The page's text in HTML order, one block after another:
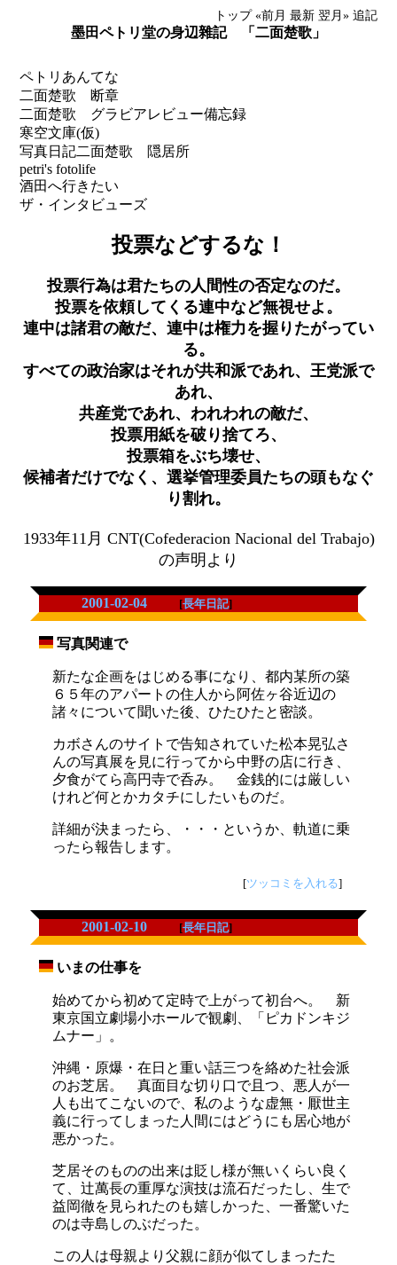
トップ «前月 最新 翌月» 追記
墨田ペトリ堂の身辺雜記 「二面楚歌」
ペトリあんてな
二面楚歌 断章
二面楚歌 グラビアレビュー備忘録
寒空文庫(仮)
写真日記二面楚歌 隠居所
petri's fotolife
酒田へ行きたい
ザ・インタビューズ
投票などするな！
投票行為は君たちの人間性の否定なのだ。
投票を依頼してくる連中など無視せよ。
連中は諸君の敵だ、連中は権力を握りたがってい
る。
すべての政治家はそれが共和派であれ、王党派で
あれ、
共産党であれ、われわれの敵だ、
投票用紙を破り捨てろ、
投票箱をぶち壊せ、
候補者だけでなく、選挙管理委員たちの頭もなぐ
り割れ。
1933年11月 CNT(Cofederacion Nacional del Trabajo)
の声明より
2001-02-04 [長年日記]
写真関連で
新たな企画をはじめる事になり、都内某所の築
６５年のアパートの住人から阿佐ヶ谷近辺の
諸々について聞いた後、ひたひたと密談。
カボさんのサイトで告知されていた松本晃弘さ
んの写真展を見に行ってから中野の店に行き、
夕食がてら高円寺で呑み。 金銭的には厳しい
けれど何とかカタチにしたいものだ。
詳細が決まったら、・・・というか、軌道に乗
ったら報告します。
[ツッコミを入れる]
2001-02-10 [長年日記]
いまの仕事を
始めてから初めて定時で上がって初台へ。 新
東京国立劇場小ホールで観劇、「ピカドンキジ
ムナー」。
沖縄・原爆・在日と重い話三つを絡めた社会派
のお芝居。 真面目な切り口で且つ、悪人が一
人も出てこないので、私のような虚無・厭世主
義に行ってしまった人間にはどうにも居心地が
悪かった。
芝居そのものの出来は貶し様が無いくらい良く
て、辻萬長の重厚な演技は流石だったし、生で
益岡徹を見られたのも嬉しかった、一番驚いた
のは寺島しのぶだった。
この人は母親より父親に顔が似てしまったた